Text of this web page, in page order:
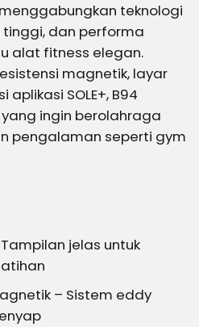
menggabungkan teknologi
dan performa
alat fitness elegan.
magnetik, layar
aplikasi SOLE+, B94
ingin berolahraga
pengalaman seperti gym
jelas untuk
– Sistem eddy